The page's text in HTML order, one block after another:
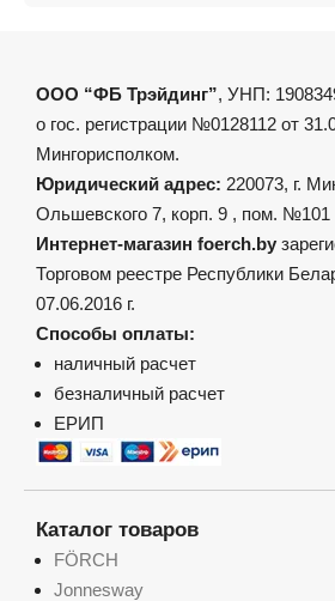
ООО “ФБ Трэйдинг”, УНП:
о гос. регистрации №0128112 от
Мингорисполком.
Юридический адрес: 220073, г.
Ольшевского 7, корп. 9 , пом. №101
Интернет-магазин foerch.by
Торговом реестре Республики
07.06.2016 г.
Способы оплаты:
наличный расчет
безналичный расчет
ЕРИП
Каталог товаров
FÖRCH
Jonnesway